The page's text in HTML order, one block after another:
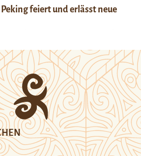
feiert und erlässt neue